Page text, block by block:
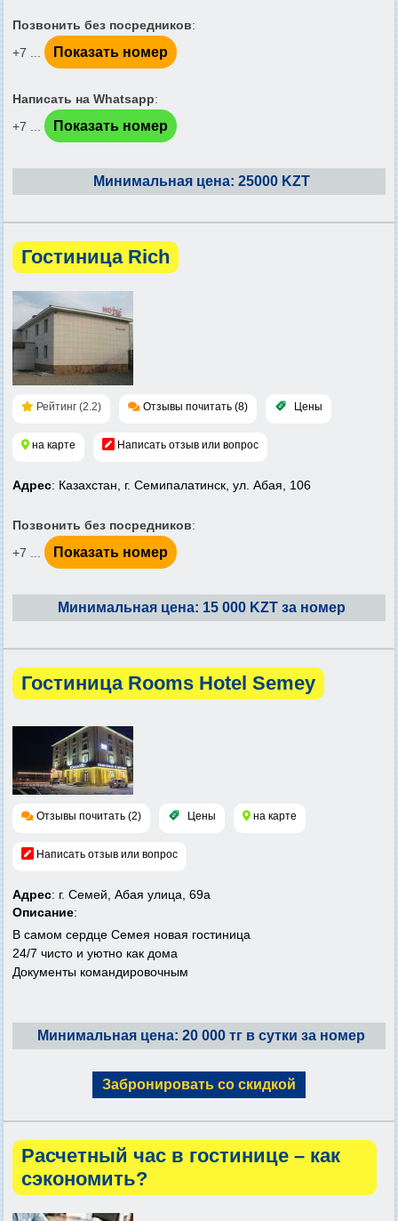
Позвонить без посредников:
+7 ...
Показать номер
Написать на Whatsapp:
+7 ...
Показать номер
Минимальная цена: 25000 KZT
Гостиница Rich
Рейтинг (2.2) Отзывы почитать (8) Цены
на карте Написать отзыв или вопрос
Адрес: Казахстан, г. Семипалатинск, ул. Абая, 106
Позвонить без посредников:
+7 ...
Показать номер
Минимальная цена: 15 000 KZT за номер
Гостиница Rooms Hotel Semey
Отзывы почитать (2) Цены на карте
Написать отзыв или вопрос
Адрес: г. Семей, Абая улица, 69а
Описание:
В самом сердце Семея новая гостиница
24/7 чисто и уютно как дома
Документы командировочным
Минимальная цена: 20 000 тг в сутки за номер
Забронировать со скидкой
Расчетный час в гостинице – как
сэкономить?